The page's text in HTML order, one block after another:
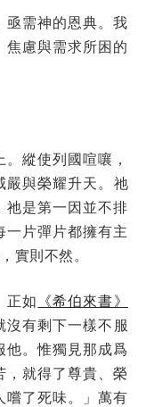
亟需神的恩典。我
焦慮與需求所困的
縱使列國喧嚷，
嚴與榮耀升天。祂
祂是第一因並不排
一片彈片都擁有主
實則不然。
正如 《希伯來書》
沒有剩下一樣不服
他。惟獨見那成爲
，就得了尊貴、榮
嚐了死味。」萬有